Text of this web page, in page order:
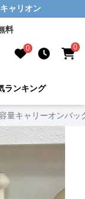
ャリオン
料
0 0
ランキング
量キャリーオンバッ